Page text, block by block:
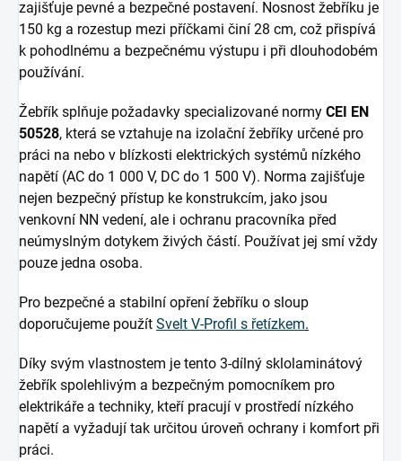
zajišťuje pevné a bezpečné postavení. Nosnost žebříku je
150 kg a rozestup mezi příčkami činí 28 cm, což přispívá
k pohodlnému a bezpečnému výstupu i při dlouhodobém
používání.
Žebřík splňuje požadavky specializované normy CEI EN
50528, která se vztahuje na izolační žebříky určené pro
práci na nebo v blízkosti elektrických systémů nízkého
napětí (AC do 1 000 V, DC do 1 500 V). Norma zajišťuje
nejen bezpečný přístup ke konstrukcím, jako jsou
venkovní NN vedení, ale i ochranu pracovníka před
neúmyslným dotykem živých částí. Používat jej smí vždy
pouze jedna osoba.
Pro bezpečné a stabilní opření žebříku o sloup
doporučujeme použít Svelt V-Profil s řetízkem.
Díky svým vlastnostem je tento 3-dílný sklolaminátový
žebřík spolehlivým a bezpečným pomocníkem pro
elektrikáře a techniky, kteří pracují v prostředí nízkého
napětí a vyžadují tak určitou úroveň ochrany i komfort při
práci.